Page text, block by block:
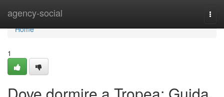
agency-social
Home
Home
1